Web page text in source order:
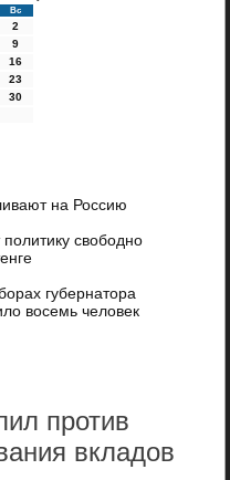
Вс
2
9
16
23
30
на Россию
свободно
губернатора
восемь человек
против
вкладов